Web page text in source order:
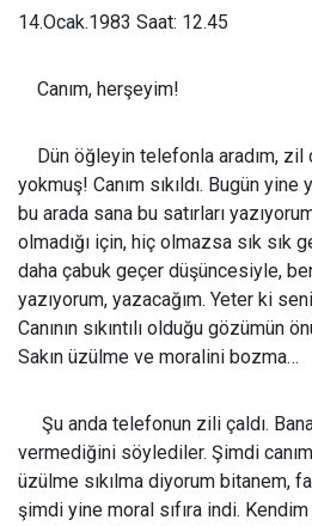
14.Ocak.1983 Saat: 12.45
Canım, herşeyim!
Dün öğleyin telefonla aradım, zil
yokmuş! Canım sıkıldı. Bugün
bu arada sana bu satırları
olmadığı için, hiç olmazsa sık sık
daha çabuk geçer düşüncesiyle,
yazıyorum, yazacağım. Yeter ki
Canının sıkıntılı olduğu gözümün
Sakın üzülme ve moralini bozma…
Şu anda telefonun zili çaldı.
vermediğini söylediler. Şimdi canım
üzülme sıkılma diyorum bitanem,
şimdi yine moral sıfıra indi.